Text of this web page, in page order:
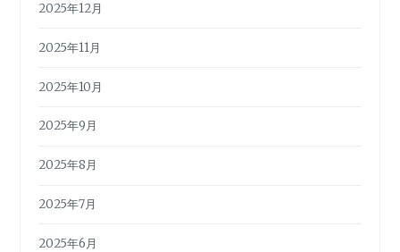
2025年12月
2025年11月
2025年10月
2025年9月
2025年8月
2025年7月
2025年6月